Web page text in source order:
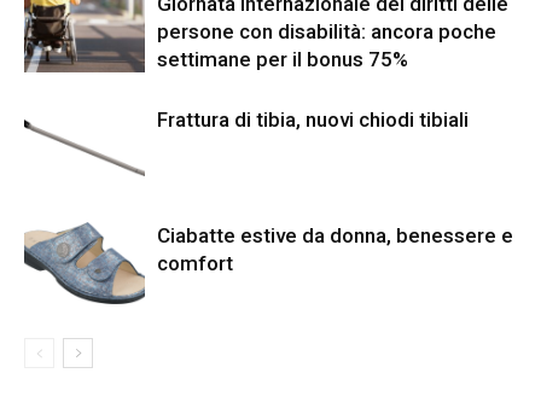
persone con disabilità: ancora poche
settimane per il bonus 75%
Frattura di tibia, nuovi chiodi tibiali
Ciabatte estive da donna, benessere e
comfort